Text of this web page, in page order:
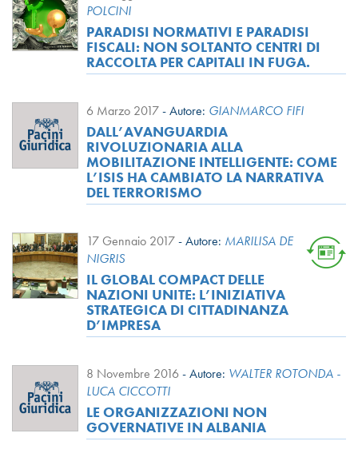
POLCINI
PARADISI NORMATIVI E PARADISI
FISCALI: NON SOLTANTO CENTRI DI
RACCOLTA PER CAPITALI IN FUGA.
6 Marzo 2017-Autore: GIANMARCO FIFI
DALL’AVANGUARDIA
RIVOLUZIONARIA ALLA
MOBILITAZIONE INTELLIGENTE: COME
L’ISIS HA CAMBIATO LA NARRATIVA
DEL TERRORISMO
17 Gennaio 2017-Autore: MARILISA DE
NIGRIS
IL GLOBAL COMPACT DELLE
NAZIONI UNITE: L’INIZIATIVA
STRATEGICA DI CITTADINANZA
D’IMPRESA
8 Novembre 2016-Autore: WALTER ROTONDA -
LUCA CICCOTTI
LE ORGANIZZAZIONI NON
GOVERNATIVE IN ALBANIA